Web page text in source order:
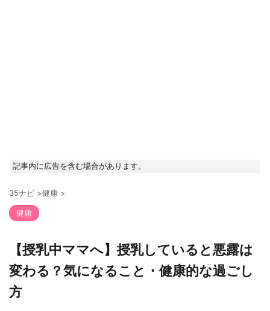
記事内に広告を含む場合があります。
35ナビ >健康 >
健康
【授乳中ママへ】授乳していると悪露は
変わる？気になること・健康的な過ごし
方